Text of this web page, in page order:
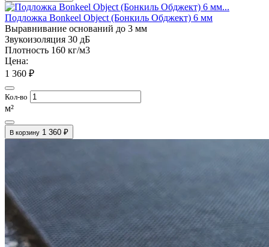
Подложка Bonkeel Object (Бонкиль Обджект) 6 мм
Выравнивание оснований до 3 мм
Звукоизоляция 30 дБ
Плотность 160 кг/м3
Цена:
1 360 ₽
Кол-во
м²
В корзину 1 360 ₽